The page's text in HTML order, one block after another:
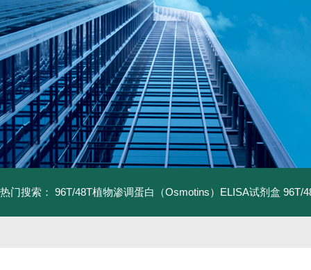
热门搜索： 96T/48T植物渗调蛋白（Osmotins）ELISA试剂盒 96T/